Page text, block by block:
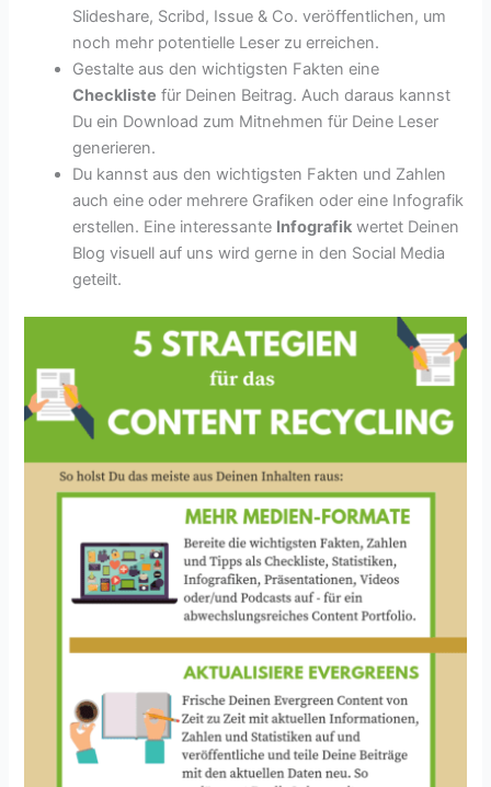
Slideshare, Scribd, Issue & Co. veröffentlichen, um
noch mehr potentielle Leser zu erreichen.
Gestalte aus den wichtigsten Fakten eine
Checkliste für Deinen Beitrag. Auch daraus kannst
Du ein Download zum Mitnehmen für Deine Leser
generieren.
Du kannst aus den wichtigsten Fakten und Zahlen
auch eine oder mehrere Grafiken oder eine Infografik
erstellen. Eine interessante Infografik wertet Deinen
Blog visuell auf uns wird gerne in den Social Media
geteilt.